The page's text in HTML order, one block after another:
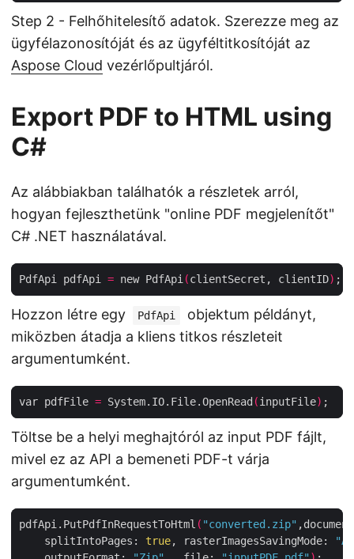
Step 2 - Felhőhitelesítő adatok. Szerezze meg az
ügyfélazonosítóját és az ügyféltitkosítóját az
Aspose Cloud vezérlőpultjáról.
Export PDF to HTML using
C#
Az alábbiakban találhatók a részletek arról,
hogyan fejleszthetünk "online PDF megjelenítőt"
C# .NET használatával.
PdfApi pdfApi = new PdfApi(clientSecret, clientID)
Hozzon létre egy PdfApi
objektum példányt,
miközben átadja a kliens titkos részleteit
argumentumként.
var pdfFile = System.IO.File.OpenRead (inputFile)
Töltse be a helyi meghajtóról az input PDF fájlt,
mivel ez az API a bemeneti PDF-t várja
argumentumként.
pdfApi.PutPdfInRequestToHtml ( "converted.zip"
    splitIntoPages:
true, rasterImagesSavingMode: